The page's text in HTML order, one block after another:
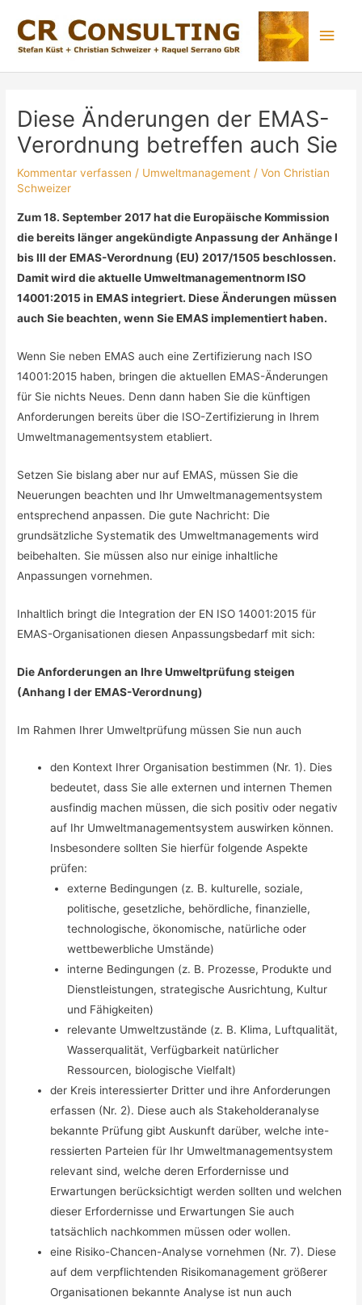
Diese Änderungen der EMAS-
Verordnung betreffen auch Sie
Kommentar verfassen / Umweltmanagement / VonChristian
Schweizer
Zum 18. September 2017 hat die Europäische Kommission
die bereits länger angekündigte Anpassung der Anhänge I
bis III der EMAS-Verordnung (EU) 2017/1505 beschlossen.
Damit wird die aktuelle Umweltmanagementnorm ISO
14001:2015 in EMAS integriert. Diese Änderungen müssen
auch Sie beachten, wenn Sie EMAS implementiert haben.
Wenn Sie neben EMAS auch eine Zertifizierung nach ISO
14001:2015 haben, bringen die aktuellen EMAS-Änderungen
für Sie nichts Neues. Denn dann haben Sie die künftigen
Anforderungen bereits über die ISO-Zertifizierung in Ihrem
Umweltmanagementsystem etabliert.
Setzen Sie bislang aber nur auf EMAS, müssen Sie die
Neuerungen beachten und Ihr Umweltmanagementsystem
entsprechend anpassen. Die gute Nachricht: Die
grundsätzliche Systematik des Umweltmanagements wird
beibehalten. Sie müssen also nur einige inhaltliche
Anpassungen vornehmen.
Inhaltlich bringt die Integration der EN ISO 14001:2015 für
EMAS-Organisationen diesen Anpassungsbedarf mit sich:
Die Anforderungen an Ihre Umweltprüfung steigen
(Anhang I der EMAS-Verordnung)
Im Rahmen Ihrer Umweltprüfung müssen Sie nun auch
den Kontext Ihrer Organisation bestimmen (Nr. 1). Dies
bedeutet, dass Sie alle externen und internen Themen
ausfindig machen müssen, die sich positiv oder negativ
auf Ihr Umweltmanagementsystem auswirken können.
Insbesondere sollten Sie hierfür folgende Aspekte
prüfen:
externe Bedingungen (z. B. kulturelle, soziale,
politische, gesetzliche, behördliche, finanzielle,
technologische, ökonomische, natürliche oder
wettbewerbliche Umstände)
interne Bedingungen (z. B. Prozesse, Produkte und
Dienstleistungen, strategische Ausrichtung, Kultur
und Fähigkeiten)
relevante Umweltzustände (z. B. Klima, Luftqualität,
Wasserqualität, Verfügbarkeit natürlicher
Ressourcen, biologische Vielfalt)
der Kreis interessierter Dritter und ihre Anforderungen
erfassen (Nr. 2). Diese auch als Stakeholderanalyse
bekannte Prüfung gibt Auskunft darüber, welche inte-
ressierten Parteien für Ihr Umweltmanagementsystem
relevant sind, welche deren Erfordernisse und
Erwartungen berücksichtigt werden sollten und welchen
dieser Erfordernisse und Erwartungen Sie auch
tatsächlich nachkommen müssen oder wollen.
eine Risiko-Chancen-Analyse vornehmen (Nr. 7). Diese
auf dem verpflichtenden Risikomanagement größerer
Organisationen bekannte Analyse ist nun auch